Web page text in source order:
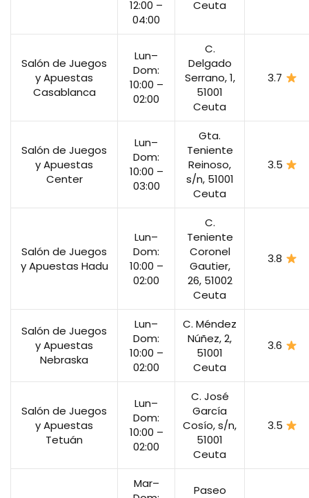
12:00 –
04:00
Ceuta
Salón de Juegos
y Apuestas
Casablanca
Lun–
Dom:
10:00 –
02:00
C.
Delgado
Serrano, 1,
51001
Ceuta
3.7
Salón de Juegos
y Apuestas
Center
Lun–
Dom:
10:00 –
03:00
Gta.
Teniente
Reinoso,
s/n, 51001
Ceuta
3.5
Salón de Juegos
y Apuestas Hadu
Lun–
Dom:
10:00 –
02:00
C.
Teniente
Coronel
Gautier,
26, 51002
Ceuta
3.8
Salón de Juegos
y Apuestas
Nebraska
Lun–
Dom:
10:00 –
02:00
C. Méndez
Núñez, 2,
51001
Ceuta
3.6
Salón de Juegos
y Apuestas
Tetuán
Lun–
Dom:
10:00 –
02:00
C. José
García
Cosío, s/n,
51001
Ceuta
3.5
Mar–
Paseo